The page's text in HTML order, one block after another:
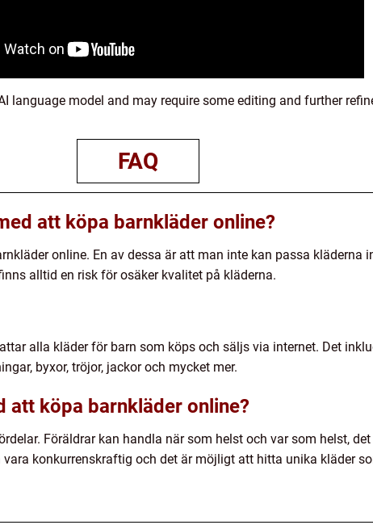
language model and may require some editing and further
FAQ
att köpa barnkläder online?
online. En av dessa är att man inte kan passa kläderna
alltid en risk för osäker kvalitet på kläderna.
alla kläder för barn som köps och säljs via internet. Det
byxor, tröjor, jackor och mycket mer.
köpa barnkläder online?
Föräldrar kan handla när som helst och var som helst,
konkurrenskraftig och det är möjligt att hitta unika kläder